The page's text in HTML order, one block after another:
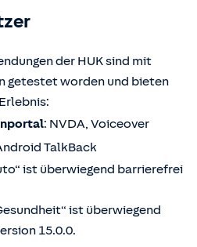
der HUK sind mit
getestet worden und bieten
: NVDA, Voiceover
TalkBack
ist überwiegend barrierefrei
ist überwiegend
15.0.0.